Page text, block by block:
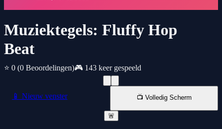
Muziektegels: Fluffy Hop
Beat
⭐ 0 (0 Beoordelingen)🎮 143 keer gespeeld
📱 Nieuw venster 📺 Volledig Scherm
🚨